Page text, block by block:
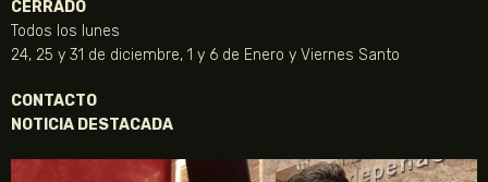
CERRADO
Todos los lunes
24, 25 y 31 de diciembre, 1 y 6 de Enero y Viernes Santo
CONTACTO
NOTICIA DESTACADA